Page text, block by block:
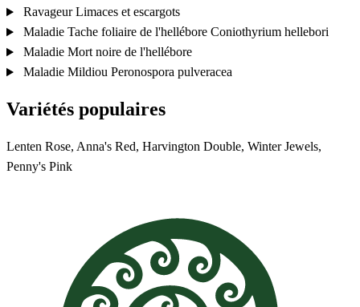
RavageurLimaces et escargots
Maladie Tache foliaire de l'hellébore Coniothyrium hellebori
Maladie Mort noire de l'hellébore
Maladie Mildiou Peronospora pulveracea
Variétés populaires
Lenten Rose, Anna's Red, Harvington Double, Winter Jewels,
Penny's Pink